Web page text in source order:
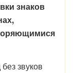
знаков
звуков